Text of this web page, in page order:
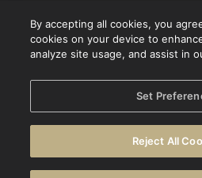
Contact
Facebook
By accepting all cookies, you
cookies on your device to
analyze site usage, and assist in
Set
Reject All